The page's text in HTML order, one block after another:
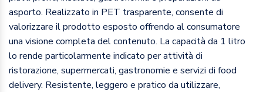
asporto. Realizzato in PET trasparente, consente di
valorizzare il prodotto esposto offrendo al consumatore
una visione completa del contenuto. La capacità da 1 litro
lo rende particolarmente indicato per attività di
ristorazione, supermercati, gastronomie e servizi di food
delivery. Resistente, leggero e pratico da utilizzare,